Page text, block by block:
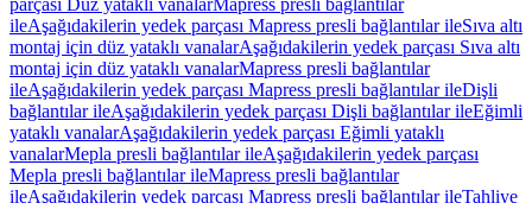
parçası Düz yataklı vanalarMapress presli bağlantılar
ileAşağıdakilerin yedek parçası Mapress presli bağlantılar ileSıva altı
montaj için düz yataklı vanalarAşağıdakilerin yedek parçası Sıva altı
montaj için düz yataklı vanalarMapress presli bağlantılar
ileAşağıdakilerin yedek parçası Mapress presli bağlantılar ileDişli
bağlantılar ileAşağıdakilerin yedek parçası Dişli bağlantılar ileEğimli
yataklı vanalarAşağıdakilerin yedek parçası Eğimli yataklı
vanalarMepla presli bağlantılar ileAşağıdakilerin yedek parçası
Mepla presli bağlantılar ileMapress presli bağlantılar
ileAşağıdakilerin yedek parçası Mapress presli bağlantılar ileTahliye